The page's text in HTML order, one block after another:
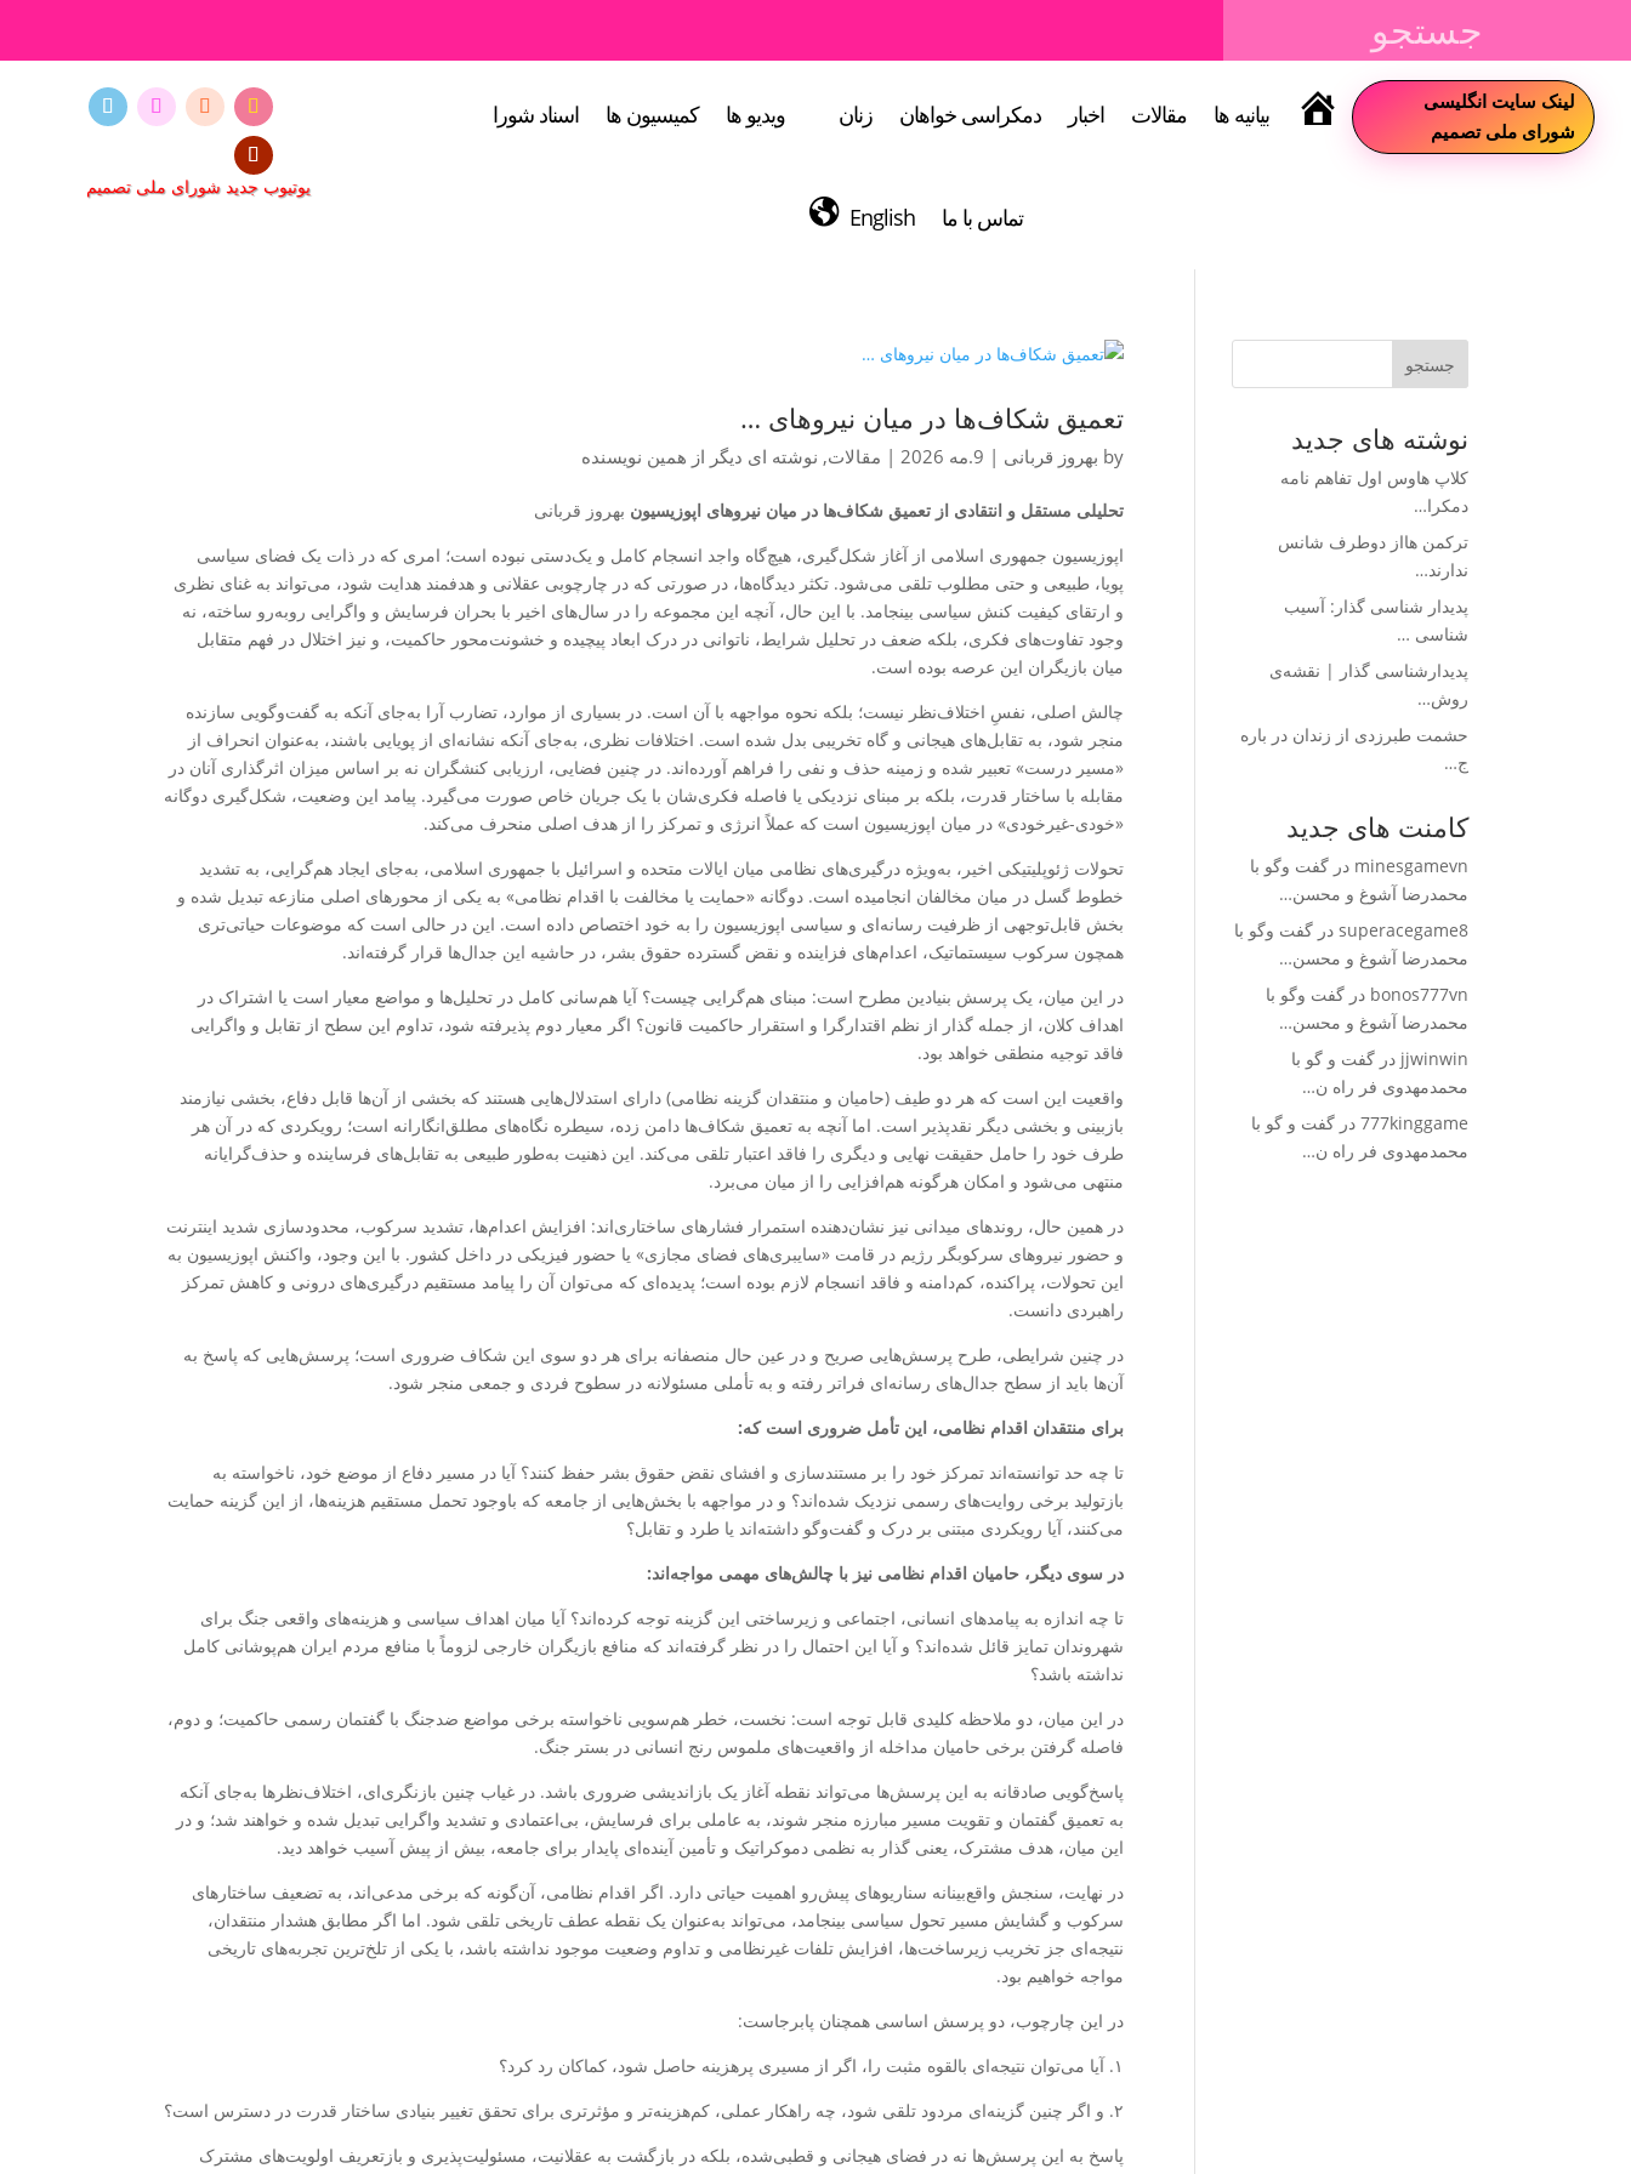
یوتیوب جدید شورای ملی تصمیم
سایت بیانیه ها مقالات اخبار دمکراسی خواهان زنان ویدیو ها کمیسیون ها اسناد شورا
تماس با ما English
لینک سایت انگلیسی
شورای ملی تصمیم
تعمیق شکاف‌ها در میان نیروهای …
by بهروز قربانی | 9.مه 2026 | مقالات, نوشته ای دیگر از همین نویسنده
تحلیلی مستقل و انتقادی از تعمیق شکاف‌ها در میان نیروهای اپوزیسیون بهروز قربانی
اپوزیسیون جمهوری اسلامی از آغاز شکل‌گیری، هیچ‌گاه واجد انسجام کامل و یک‌دستی نبوده است؛ امری که در ذات یک فضای سیاسی
پویا، طبیعی و حتی مطلوب تلقی می‌شود. تکثر دیدگاه‌ها، در صورتی که در چارچوبی عقلانی و هدفمند هدایت شود، می‌تواند به غنای نظری
و ارتقای کیفیت کنش سیاسی بینجامد. با این حال، آنچه این مجموعه را در سال‌های اخیر با بحران فرسایش و واگرایی روبه‌رو ساخته، نه
وجود تفاوت‌های فکری، بلکه ضعف در تحلیل شرایط، ناتوانی در درک ابعاد پیچیده و خشونت‌محور حاکمیت، و نیز اختلال در فهم متقابل
میان بازیگران این عرصه بوده است.
چالش اصلی، نفسِ اختلاف‌نظر نیست؛ بلکه نحوه مواجهه با آن است. در بسیاری از موارد، تضارب آرا به‌جای آنکه به گفت‌وگویی سازنده
منجر شود، به تقابل‌های هیجانی و گاه تخریبی بدل شده است. اختلافات نظری، به‌جای آنکه نشانه‌ای از پویایی باشند، به‌عنوان انحراف از
«مسیر درست» تعبیر شده و زمینه حذف و نفی را فراهم آورده‌اند. در چنین فضایی، ارزیابی کنشگران نه بر اساس میزان اثرگذاری آنان در
مقابله با ساختار قدرت، بلکه بر مبنای نزدیکی یا فاصله فکری‌شان با یک جریان خاص صورت می‌گیرد. پیامد این وضعیت، شکل‌گیری دوگانه
«خودی-غیرخودی» در میان اپوزیسیون است که عملاً انرژی و تمرکز را از هدف اصلی منحرف می‌کند.
تحولات ژئوپلیتیکی اخیر، به‌ویژه درگیری‌های نظامی میان ایالات متحده و اسرائیل با جمهوری اسلامی، به‌جای ایجاد هم‌گرایی، به تشدید
خطوط گسل در میان مخالفان انجامیده است. دوگانه «حمایت یا مخالفت با اقدام نظامی» به یکی از محورهای اصلی منازعه تبدیل شده و
بخش قابل‌توجهی از ظرفیت رسانه‌ای و سیاسی اپوزیسیون را به خود اختصاص داده است. این در حالی است که موضوعات حیاتی‌تری
همچون سرکوب سیستماتیک، اعدام‌های فزاینده و نقض گسترده حقوق بشر، در حاشیه این جدال‌ها قرار گرفته‌اند.
در این میان، یک پرسش بنیادین مطرح است: مبنای هم‌گرایی چیست؟ آیا هم‌سانی کامل در تحلیل‌ها و مواضع معیار است یا اشتراک در
اهداف کلان، از جمله گذار از نظم اقتدارگرا و استقرار حاکمیت قانون؟ اگر معیار دوم پذیرفته شود، تداوم این سطح از تقابل و واگرایی
فاقد توجیه منطقی خواهد بود.
واقعیت این است که هر دو طیف (حامیان و منتقدان گزینه نظامی) دارای استدلال‌هایی هستند که بخشی از آن‌ها قابل دفاع، بخشی نیازمند
بازبینی و بخشی دیگر نقدپذیر است. اما آنچه به تعمیق شکاف‌ها دامن زده، سیطره نگاه‌های مطلق‌انگارانه است؛ رویکردی که در آن هر
طرف خود را حامل حقیقت نهایی و دیگری را فاقد اعتبار تلقی می‌کند. این ذهنیت به‌طور طبیعی به تقابل‌های فرساینده و حذف‌گرایانه
منتهی می‌شود و امکان هرگونه هم‌افزایی را از میان می‌برد.
در همین حال، روندهای میدانی نیز نشان‌دهنده استمرار فشارهای ساختاری‌اند: افزایش اعدام‌ها، تشدید سرکوب، محدودسازی شدید اینترنت
و حضور نیروهای سرکوبگر رژیم در قامت «سایبری‌های فضای مجازی» یا حضور فیزیکی در داخل کشور. با این وجود، واکنش اپوزیسیون به
این تحولات، پراکنده، کم‌دامنه و فاقد انسجام لازم بوده است؛ پدیده‌ای که می‌توان آن را پیامد مستقیم درگیری‌های درونی و کاهش تمرکز
راهبردی دانست.
در چنین شرایطی، طرح پرسش‌هایی صریح و در عین حال منصفانه برای هر دو سوی این شکاف ضروری است؛ پرسش‌هایی که پاسخ به
آن‌ها باید از سطح جدال‌های رسانه‌ای فراتر رفته و به تأملی مسئولانه در سطوح فردی و جمعی منجر شود.
برای منتقدان اقدام نظامی، این تأمل ضروری است که:
تا چه حد توانسته‌اند تمرکز خود را بر مستندسازی و افشای نقض حقوق بشر حفظ کنند؟ آیا در مسیر دفاع از موضع خود، ناخواسته به
بازتولید برخی روایت‌های رسمی نزدیک شده‌اند؟ و در مواجهه با بخش‌هایی از جامعه که باوجود تحمل مستقیم هزینه‌ها، از این گزینه حمایت
می‌کنند، آیا رویکردی مبتنی بر درک و گفت‌وگو داشته‌اند یا طرد و تقابل؟
در سوی دیگر، حامیان اقدام نظامی نیز با چالش‌های مهمی مواجه‌اند:
تا چه اندازه به پیامدهای انسانی، اجتماعی و زیرساختی این گزینه توجه کرده‌اند؟ آیا میان اهداف سیاسی و هزینه‌های واقعی جنگ برای
شهروندان تمایز قائل شده‌اند؟ و آیا این احتمال را در نظر گرفته‌اند که منافع بازیگران خارجی لزوماً با منافع مردم ایران هم‌پوشانی کامل
نداشته باشد؟
در این میان، دو ملاحظه کلیدی قابل توجه است: نخست، خطر هم‌سویی ناخواسته برخی مواضع ضدجنگ با گفتمان رسمی حاکمیت؛ و دوم،
فاصله گرفتن برخی حامیان مداخله از واقعیت‌های ملموس رنج انسانی در بستر جنگ.
پاسخ‌گویی صادقانه به این پرسش‌ها می‌تواند نقطه آغاز یک بازاندیشی ضروری باشد. در غیاب چنین بازنگری‌ای، اختلاف‌نظرها به‌جای آنکه
به تعمیق گفتمان و تقویت مسیر مبارزه منجر شوند، به عاملی برای فرسایش، بی‌اعتمادی و تشدید واگرایی تبدیل شده و خواهند شد؛ و در
این میان، هدف مشترک، یعنی گذار به نظمی دموکراتیک و تأمین آینده‌ای پایدار برای جامعه، بیش از پیش آسیب خواهد دید.
در نهایت، سنجش واقع‌بینانه سناریوهای پیش‌رو اهمیت حیاتی دارد. اگر اقدام نظامی، آن‌گونه که برخی مدعی‌اند، به تضعیف ساختارهای
سرکوب و گشایش مسیر تحول سیاسی بینجامد، می‌تواند به‌عنوان یک نقطه عطف تاریخی تلقی شود. اما اگر مطابق هشدار منتقدان،
نتیجه‌ای جز تخریب زیرساخت‌ها، افزایش تلفات غیرنظامی و تداوم وضعیت موجود نداشته باشد، با یکی از تلخ‌ترین تجربه‌های تاریخی
مواجه خواهیم بود.
در این چارچوب، دو پرسش اساسی همچنان پابرجاست:
۱. آیا می‌توان نتیجه‌ای بالقوه مثبت را، اگر از مسیری پرهزینه حاصل شود، کماکان رد کرد؟
۲. و اگر چنین گزینه‌ای مردود تلقی شود، چه راهکار عملی، کم‌هزینه‌تر و مؤثرتری برای تحقق تغییر بنیادی ساختار قدرت در دسترس است؟
پاسخ به این پرسش‌ها نه در فضای هیجانی و قطبی‌شده، بلکه در بازگشت به عقلانیت، مسئولیت‌پذیری و بازتعریف اولویت‌های مشترک
جستجو
نوشته های جدید
کلاپ هاوس اول تفاهم نامه
دمکرا…
ترکمن هااز دوطرف شانس
ندارند…
پدیدار شناسی گذار: آسیب
شناسی …
پدیدارشناسی گذار | نقشه‌ی
روش‌…
حشمت طبرزدی از زندان در باره
ج…
کامنت های جدید
minesgamevn درگفت وگو با
محمدرضا آشوغ و محسن…
superacegame8 درگفت وگو با
محمدرضا آشوغ و محسن…
bonos777vn درگفت وگو با
محمدرضا آشوغ و محسن…
jjwinwin درگفت و گو با
محمدمهدوی فر راه ن…
777kinggame درگفت و گو با
محمدمهدوی فر راه ن…